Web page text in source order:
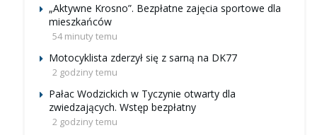
„Aktywne Krosno”. Bezpłatne zajęcia sportowe dla
mieszkańców
54 minuty temu
Motocyklista zderzył się z sarną na DK77
2 godziny temu
Pałac Wodzickich w Tyczynie otwarty dla
zwiedzających. Wstęp bezpłatny
2 godziny temu